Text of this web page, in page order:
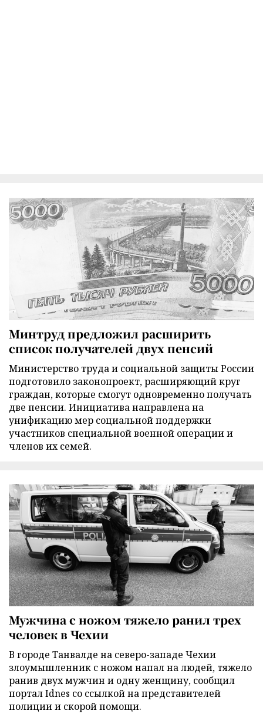
Минтруд предложил расширить
список получателей двух пенсий
Министерство труда и социальной защиты России
подготовило законопроект, расширяющий круг
граждан, которые смогут одновременно получать
две пенсии. Инициатива направлена на
унификацию мер социальной поддержки
участников специальной военной операции и
членов их семей.
Мужчина с ножом тяжело ранил трех
человек в Чехии
В городе Танвалде на северо-западе Чехии
злоумышленник с ножом напал на людей, тяжело
ранив двух мужчин и одну женщину, сообщил
портал Idnes со ссылкой на представителей
полиции и скорой помощи.